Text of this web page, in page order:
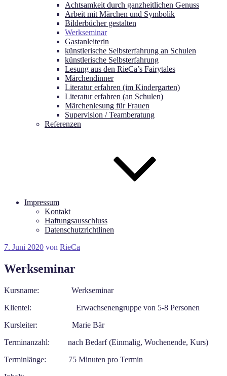
Achtsamkeit durch ganzheitlichen Genuss
Arbeit mit Märchen und Symbolik
Bilderbücher gestalten
Werkseminar
Gastanleiterin
künstlerische Selbsterfahrung an Schulen
künstlerische Selbsterfahrung
Lesung aus den RieCa’s Fairytales
Märchendinner
Literatur erfahren (im Kindergarten)
Literatur erfahren (an Schulen)
Märchenlesung für Frauen
Supervision / Teamberatung
Referenzen
Impressum
Kontakt
Haftungsausschluss
Datenschutzrichtlinen
Veröffentlicht
7. Juni 2020 von RieCa
Werkseminar
Kursname: Werkseminar
Klientel: Erwachsenengruppe von 5-8 Personen
Kursleiter: Marie Bär
Terminanzahl: nach Bedarf (Einmalig, Wochenende, Kurs)
Terminlänge: 75 Minuten pro Termin